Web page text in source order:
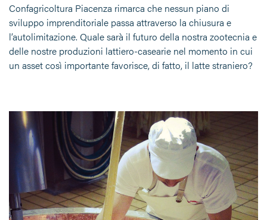
Confagricoltura Piacenza rimarca che nessun piano di
sviluppo imprenditoriale passa attraverso la chiusura e
l’autolimitazione. Quale sarà il futuro della nostra zootecnia e
delle nostre produzioni lattiero-casearie nel momento in cui
un asset così importante favorisce, di fatto, il latte straniero?